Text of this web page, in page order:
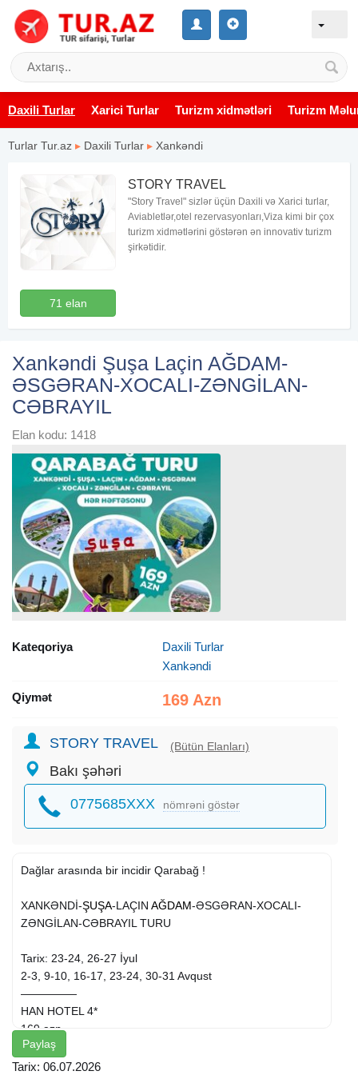
Daxili Turlar Xarici Turlar Turizm xidmətləri Turizm
Turlar Tur.az ▸ Daxili Turlar ▸ Xankəndi
71 elan
STORY TRAVEL
"Story Travel" sizlər üçün Daxili və Xarici turlar,
Aviabletlər,otel rezervasyonları,Viza kimi bir çox
turizm xidmətlərini göstərən ən innovativ turizm
şirkətidir.
Xankəndi Şuşa Laçin AĞDAM-
ƏSGƏRAN-XOCALI-ZƏNGİLAN-
CƏBRAYIL
Elan kodu: 1418
Kateqoriya
Daxili Turlar
Xankəndi
Qiymət 169 Azn
STORY TRAVEL (Bütün Elanları)
Bakı şəhəri
0775685XXX nömrəni göstər
Dağlar arasında bir incidir Qarabağ !
XANKƏNDİ-ŞUŞA-LAÇIN AĞDAM-ƏSGƏRAN-XOCALI-
ZƏNGİLAN-CƏBRAYIL TURU
Tarix: 23-24, 26-27 İyul
2-3, 9-10, 16-17, 23-24, 30-31 Avqust
—————
HAN HOTEL 4*
169 azn.
ŞUŞA HOTEL 5*
199 azn.
Paylaş
Tarix: 06.07.2026